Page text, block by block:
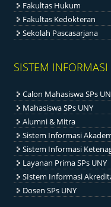
Fakultas Hukum
Fakultas Kedokteran
Sekolah Pascasarjana
SISTEM INFORMASI
Calon Mahasiswa SPs
Mahasiswa SPs UNY
Alumni & Mitra
Sistem Informasi
Sistem Informasi
Layanan Prima SPs UNY
SIstem Informasi
Dosen SPs UNY